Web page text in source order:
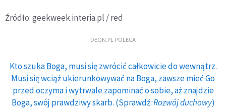
Źródło: geekweek.interia.pl / red
DEON.PL POLECA
Kto szuka Boga, musi się zwrócić całkowicie do wewnątrz.
Musi się wciąż ukierunkowywać na Boga, zawsze mieć Go
przed oczyma i wytrwale zapominać o sobie, aż znajdzie
Boga, swój prawdziwy skarb. (Sprawdź:Rozwój duchowy)